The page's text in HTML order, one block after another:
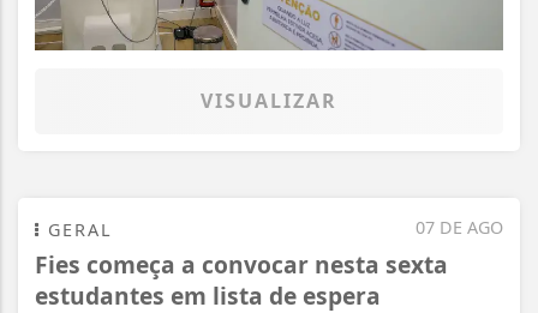
VISUALIZAR
07 DE AGO
GERAL
Fies começa a convocar nesta sexta
estudantes em lista de espera